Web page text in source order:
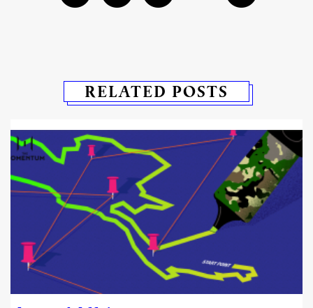
RELATED POSTS